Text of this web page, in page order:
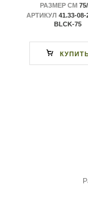
РАЗМЕР СМ
АРТИКУЛ 41.33-08-
BLCK-75